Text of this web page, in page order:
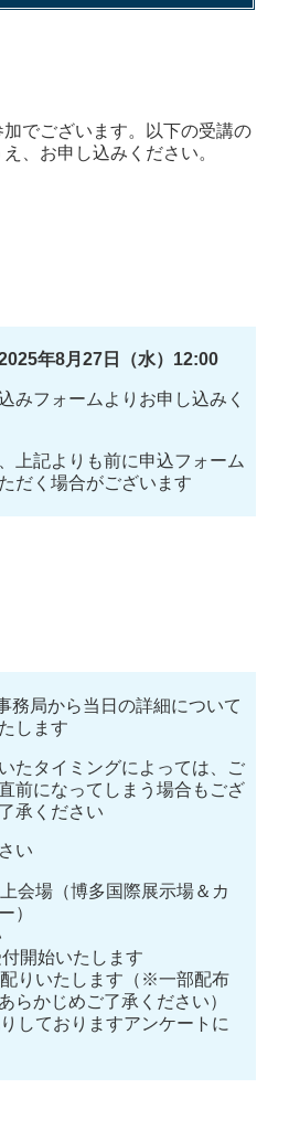
でございます。以下の受講の
、お申し込みください。
年8月27日（水）12:00
みフォームよりお申し込みく
上記よりも前に申込フォーム
だく場合がございます
局から当日の詳細について
します
たタイミングによっては、ご
前になってしまう場合もござ
承ください
い
会場（博多国際展示場＆カ
）
開始いたします
りいたします（※一部配布
らかじめご了承ください）
しておりますアンケートに